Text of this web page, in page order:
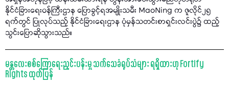
နိုင်ငံခြားရေးဝန်ကြီးဌာန ပြောခွင့်ရအမျိုးသမီး MaoNing က ဇူလိုင်၂၅
ရက်တွင် ပြုလုပ်သည့် နိုင်ငံခြားရေးဌာန ပုံမှန်သတင်းစာရှင်းလင်းပွဲ၌ ထည့်
သွင်းပြောဆိုသွားသည်။
မန္တလေးစစ်ကြောရေးညှင်းပန်းမှု သက်သေခံရုပ်သံများ ရရှိထားဟု Fortify
Rights ထုတ်ပြန်